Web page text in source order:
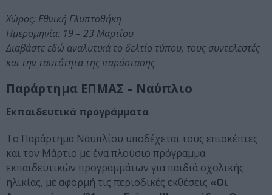
Χώρος: Εθνική Γλυπτοθήκη
Ημερομηνία: 19 – 23 Μαρτίου
Διαβάστε εδώ αναλυτικά το δελτίο τύπου, τους συντελεστές
και την ταυτότητα της παράστασης
Παράρτημα ΕΠΜΑΣ – Ναύπλιο
Εκπαιδευτικά προγράμματα
Το Παράρτημα Ναυπλίου υποδέχεται τους επισκέπτες
και τον Μάρτιο με ένα πλούσιο πρόγραμμα
εκπαιδευτικών προγραμμάτων για παιδιά σχολικής
ηλικίας, με αφορμή τις περιοδικές εκθέσεις «Οι